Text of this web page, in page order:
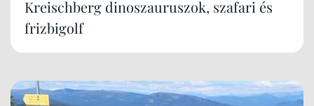
Kreischberg dinoszauruszok, szafari és
frizbigolf